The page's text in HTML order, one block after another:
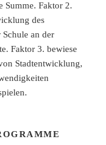
Summe. Faktor 2.
des
Schule an der
Faktor 3. bewiese
Stadtentwicklung,